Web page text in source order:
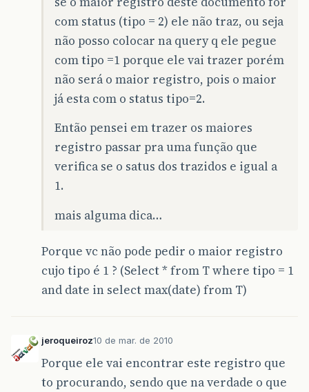
com status (tipo = 2) ele não traz, ou seja
não posso colocar na query q ele pegue
com tipo =1 porque ele vai trazer porém
não será o maior registro, pois o maior
já esta com o status tipo=2.
Então pensei em trazer os maiores
registro passar pra uma função que
verifica se o satus dos trazidos e igual a
1.
mais alguma dica…
Porque vc não pode pedir o maior registro
cujo tipo é 1 ? (Select * from T where tipo = 1
and date in select max(date) from T)
jeroqueiroz10 de mar. de 2010
Porque ele vai encontrar este registro que
to procurando, sendo que na verdade o que